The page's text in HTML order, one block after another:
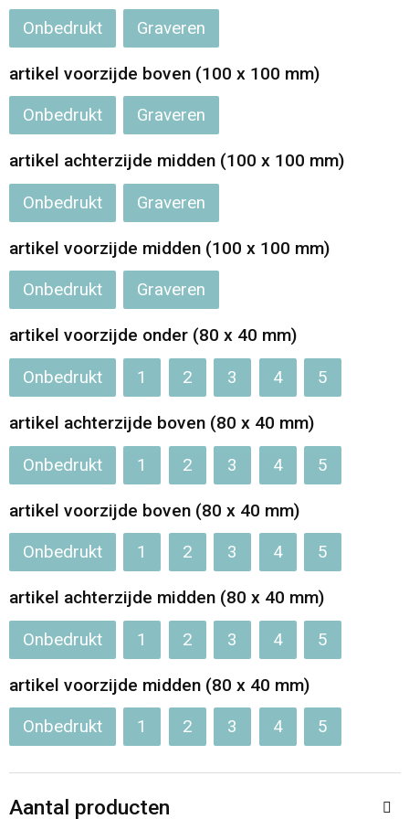
Opvouwbare tassen
Waterbestendige tassen
Bowlingtassen
Strandtassen
Rugzakken
Onbedrukt Graveren
artikel voorzijde boven (100 x 100 mm)
Onbedrukt Graveren
artikel achterzijde midden (100 x 100 mm)
Onbedrukt Graveren
artikel voorzijde midden (100 x 100 mm)
Onbedrukt Graveren
artikel voorzijde onder (80 x 40 mm)
Onbedrukt 1 2 3 4 5
artikel achterzijde boven (80 x 40 mm)
Onbedrukt 1 2 3 4 5
artikel voorzijde boven (80 x 40 mm)
Onbedrukt 1 2 3 4 5
artikel achterzijde midden (80 x 40 mm)
Onbedrukt 1 2 3 4 5
artikel voorzijde midden (80 x 40 mm)
Onbedrukt 1 2 3 4 5
Aantal producten